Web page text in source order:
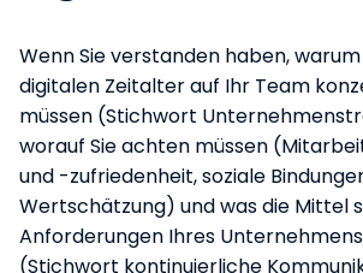
Wenn Sie verstanden haben, warum
digitalen Zeitalter auf Ihr Team
müssen (Stichwort
worauf Sie achten müssen
und -zufriedenheit, soziale
Wertschätzung) und was die Mittel
Anforderungen Ihres
(Stichwort kontinuierliche